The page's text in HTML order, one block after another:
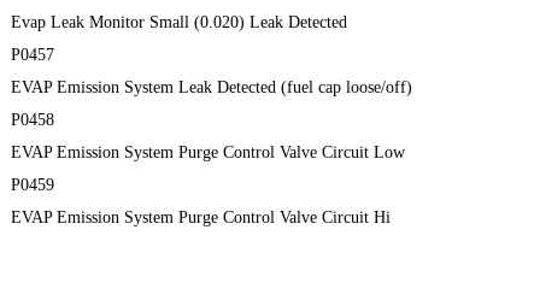
Evap Leak Monitor Small (0.020) Leak Detected
P0457
EVAP Emission System Leak Detected (fuel cap loose/off)
P0458
EVAP Emission System Purge Control Valve Circuit Low
P0459
EVAP Emission System Purge Control Valve Circuit Hi